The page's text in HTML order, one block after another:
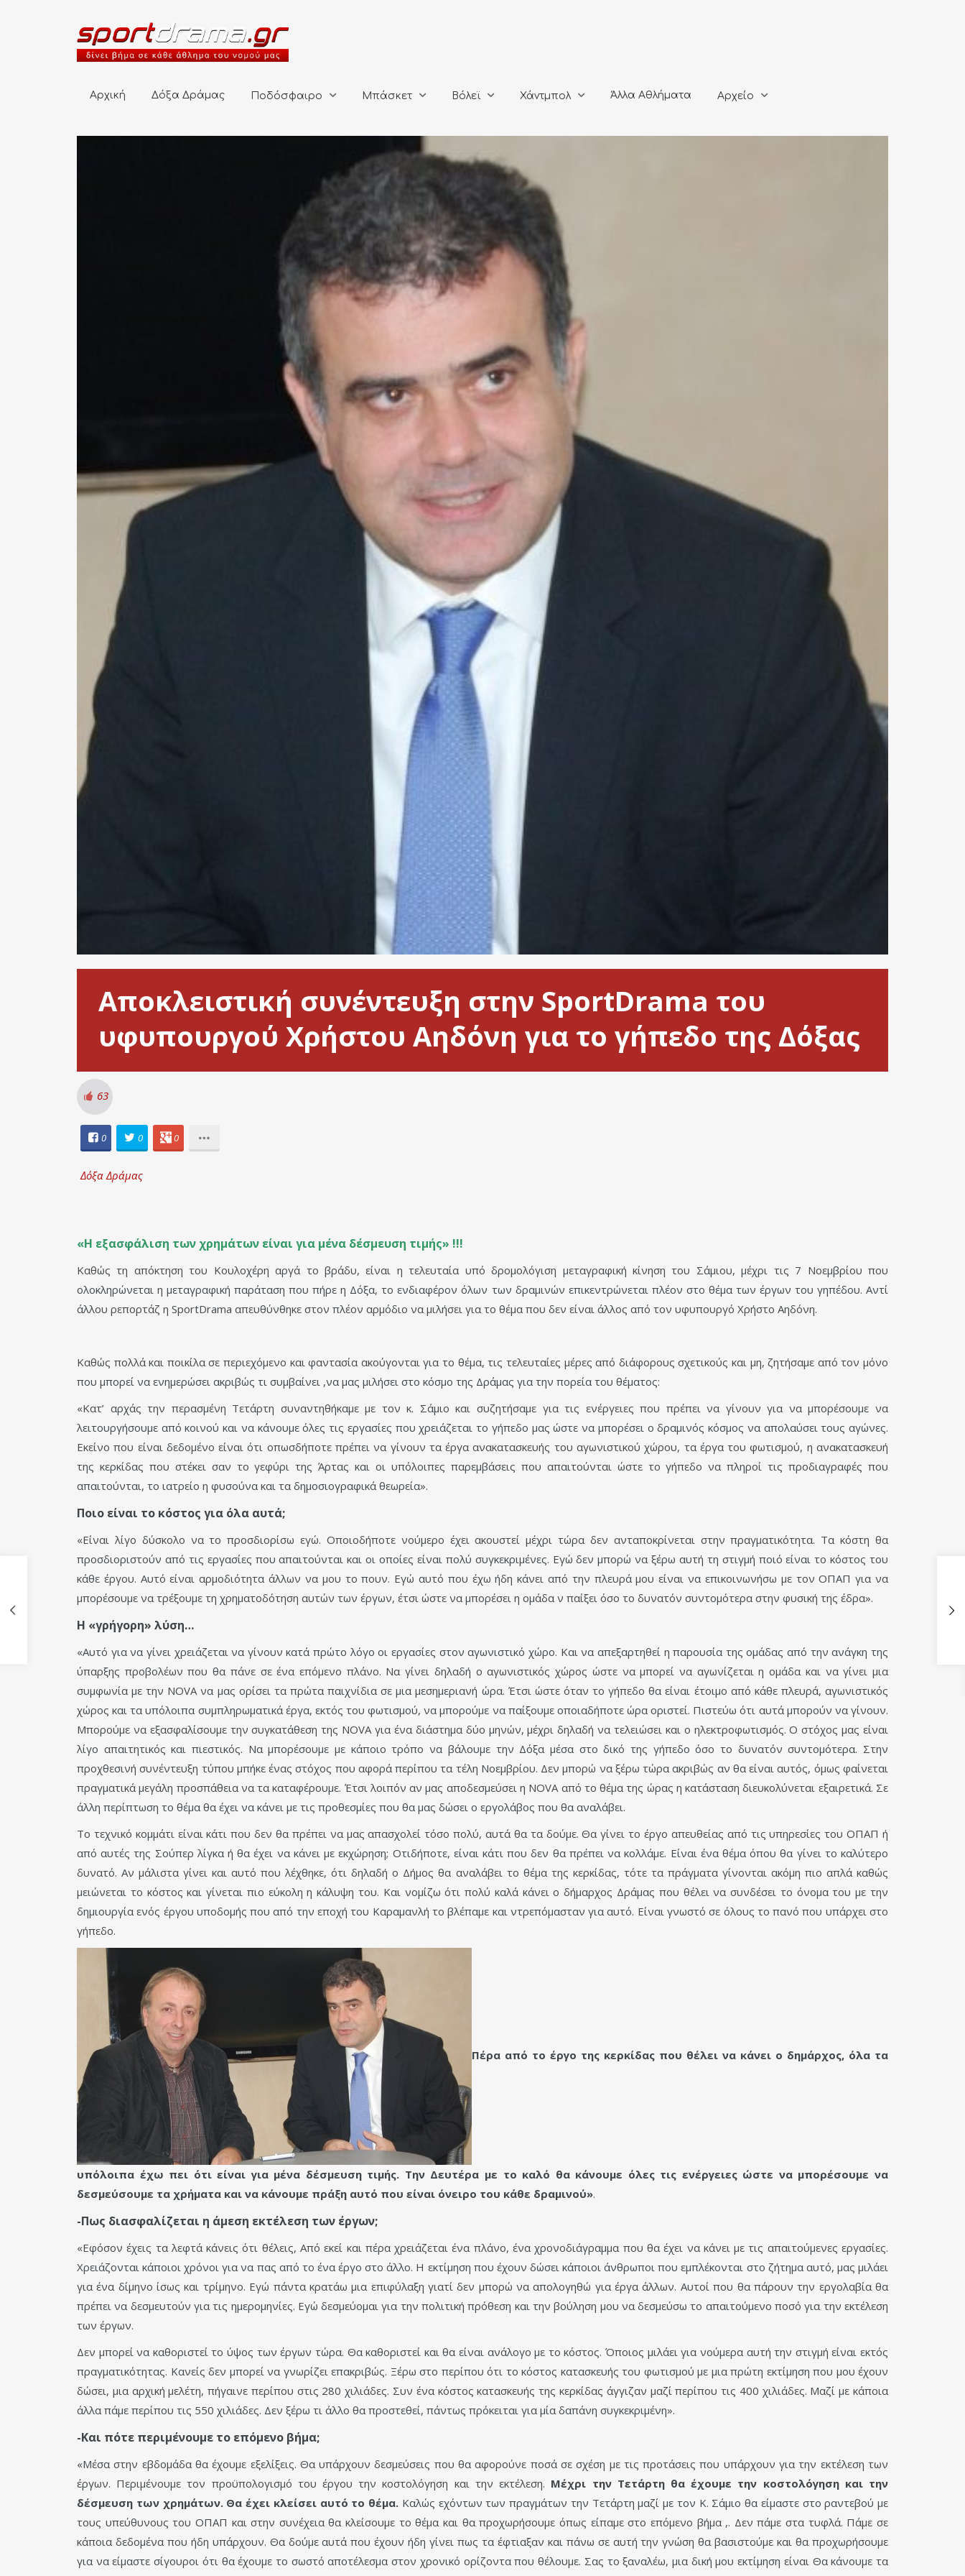
Αρχική Δόξα Δράμας Ποδόσφαιρο Μπάσκετ Βόλεϊ Χάντμπολ Άλλα Αθλήματα Αρχείο
Αποκλειστική συνέντευξη στην SportDrama του
υφυπουργού Χρήστου Αηδόνη για το γήπεδο της Δόξας
63
0 0 0
Δόξα Δράμας
«Η εξασφάλιση των χρημάτων είναι για μένα δέσμευση τιμής» !!!
Καθώς τη απόκτηση του Κουλοχέρη αργά το βράδυ, είναι η τελευταία υπό δρομολόγιση μεταγραφική κίνηση του Σάμιου, μέχρι τις 7 Νοεμβρίου που
ολοκληρώνεται η μεταγραφική παράταση που πήρε η Δόξα, το ενδιαφέρον όλων των δραμινών επικεντρώνεται πλέον στο θέμα των έργων του γηπέδου. Αντί
άλλου ρεπορτάζ η SportDrama απευθύνθηκε στον πλέον αρμόδιο να μιλήσει για το θέμα που δεν είναι άλλος από τον υφυπουργό Χρήστο Αηδόνη.
Καθώς πολλά και ποικίλα σε περιεχόμενο και φαντασία ακούγονται για το θέμα, τις τελευταίες μέρες από διάφορους σχετικούς και μη, ζητήσαμε από τον μόνο
που μπορεί να ενημερώσει ακριβώς τι συμβαίνει ,να μας μιλήσει στο κόσμο της Δράμας για την πορεία του θέματος:
«Κατ’ αρχάς την περασμένη Τετάρτη συναντηθήκαμε με τον κ. Σάμιο και συζητήσαμε για τις ενέργειες που πρέπει να γίνουν για να μπορέσουμε να
λειτουργήσουμε από κοινού και να κάνουμε όλες τις εργασίες που χρειάζεται το γήπεδο μας ώστε να μπορέσει ο δραμινός κόσμος να απολαύσει τους αγώνες.
Εκείνο που είναι δεδομένο είναι ότι οπωσδήποτε πρέπει να γίνουν τα έργα ανακατασκευής του αγωνιστικού χώρου, τα έργα του φωτισμού, η ανακατασκευή
της κερκίδας που στέκει σαν το γεφύρι της Άρτας και οι υπόλοιπες παρεμβάσεις που απαιτούνται ώστε το γήπεδο να πληροί τις προδιαγραφές που
απαιτούνται, το ιατρείο η φυσούνα και τα δημοσιογραφικά θεωρεία».
Ποιο είναι το κόστος για όλα αυτά;
«Είναι λίγο δύσκολο να το προσδιορίσω εγώ. Οποιοδήποτε νούμερο έχει ακουστεί μέχρι τώρα δεν ανταποκρίνεται στην πραγματικότητα. Τα κόστη θα
προσδιοριστούν από τις εργασίες που απαιτούνται και οι οποίες είναι πολύ συγκεκριμένες. Εγώ δεν μπορώ να ξέρω αυτή τη στιγμή ποιό είναι το κόστος του
κάθε έργου. Αυτό είναι αρμοδιότητα άλλων να μου το πουν. Εγώ αυτό που έχω ήδη κάνει από την πλευρά μου είναι να επικοινωνήσω με τον ΟΠΑΠ για να
μπορέσουμε να τρέξουμε τη χρηματοδότηση αυτών των έργων, έτσι ώστε να μπορέσει η ομάδα ν παίξει όσο το δυνατόν συντομότερα στην φυσική της έδρα».
Η «γρήγορη» λύση…
«Αυτό για να γίνει χρειάζεται να γίνουν κατά πρώτο λόγο οι εργασίες στον αγωνιστικό χώρο. Και να απεξαρτηθεί η παρουσία της ομάδας από την ανάγκη της
ύπαρξης προβολέων που θα πάνε σε ένα επόμενο πλάνο. Να γίνει δηλαδή ο αγωνιστικός χώρος ώστε να μπορεί να αγωνίζεται η ομάδα και να γίνει μια
συμφωνία με την NOVA να μας ορίσει τα πρώτα παιχνίδια σε μια μεσημεριανή ώρα. Έτσι ώστε όταν το γήπεδο θα είναι έτοιμο από κάθε πλευρά, αγωνιστικός
χώρος και τα υπόλοιπα συμπληρωματικά έργα, εκτός του φωτισμού, να μπορούμε να παίξουμε οποιαδήποτε ώρα οριστεί. Πιστεύω ότι αυτά μπορούν να γίνουν.
Μπορούμε να εξασφαλίσουμε την συγκατάθεση της NOVA για ένα διάστημα δύο μηνών, μέχρι δηλαδή να τελειώσει και ο ηλεκτροφωτισμός. Ο στόχος μας είναι
λίγο απαιτητικός και πιεστικός. Να μπορέσουμε με κάποιο τρόπο να βάλουμε την Δόξα μέσα στο δικό της γήπεδο όσο το δυνατόν συντομότερα. Στην
προχθεσινή συνέντευξη τύπου μπήκε ένας στόχος που αφορά περίπου τα τέλη Νοεμβρίου. Δεν μπορώ να ξέρω τώρα ακριβώς αν θα είναι αυτός, όμως φαίνεται
πραγματικά μεγάλη προσπάθεια να τα καταφέρουμε. Έτσι λοιπόν αν μας αποδεσμεύσει η NOVA από το θέμα της ώρας η κατάσταση διευκολύνεται εξαιρετικά. Σε
άλλη περίπτωση το θέμα θα έχει να κάνει με τις προθεσμίες που θα μας δώσει ο εργολάβος που θα αναλάβει.
Το τεχνικό κομμάτι είναι κάτι που δεν θα πρέπει να μας απασχολεί τόσο πολύ, αυτά θα τα δούμε. Θα γίνει το έργο απευθείας από τις υπηρεσίες του ΟΠΑΠ ή
από αυτές της Σούπερ λίγκα ή θα έχει να κάνει με εκχώρηση; Οτιδήποτε, είναι κάτι που δεν θα πρέπει να κολλάμε. Είναι ένα θέμα όπου θα γίνει το καλύτερο
δυνατό. Αν μάλιστα γίνει και αυτό που λέχθηκε, ότι δηλαδή ο Δήμος θα αναλάβει το θέμα της κερκίδας, τότε τα πράγματα γίνονται ακόμη πιο απλά καθώς
μειώνεται το κόστος και γίνεται πιο εύκολη η κάλυψη του. Και νομίζω ότι πολύ καλά κάνει ο δήμαρχος Δράμας που θέλει να συνδέσει το όνομα του με την
δημιουργία ενός έργου υποδομής που από την εποχή του Καραμανλή το βλέπαμε και ντρεπόμασταν για αυτό. Είναι γνωστό σε όλους το πανό που υπάρχει στο
γήπεδο.
Πέρα από το έργο της κερκίδας που θέλει να κάνει ο δημάρχος, όλα τα
υπόλοιπα έχω πει ότι είναι για μένα δέσμευση τιμής. Την Δευτέρα με το καλό θα κάνουμε όλες τις ενέργειες ώστε να μπορέσουμε να
δεσμεύσουμε τα χρήματα και να κάνουμε πράξη αυτό που είναι όνειρο του κάθε δραμινού».
-Πως διασφαλίζεται η άμεση εκτέλεση των έργων;
«Εφόσον έχεις τα λεφτά κάνεις ότι θέλεις, Από εκεί και πέρα χρειάζεται ένα πλάνο, ένα χρονοδιάγραμμα που θα έχει να κάνει με τις απαιτούμενες εργασίες.
Χρειάζονται κάποιοι χρόνοι για να πας από το ένα έργο στο άλλο. Η εκτίμηση που έχουν δώσει κάποιοι άνθρωποι που εμπλέκονται στο ζήτημα αυτό, μας μιλάει
για ένα δίμηνο ίσως και τρίμηνο. Εγώ πάντα κρατάω μια επιφύλαξη γιατί δεν μπορώ να απολογηθώ για έργα άλλων. Αυτοί που θα πάρουν την εργολαβία θα
πρέπει να δεσμευτούν για τις ημερομηνίες. Εγώ δεσμεύομαι για την πολιτική πρόθεση και την βούληση μου να δεσμεύσω το απαιτούμενο ποσό για την εκτέλεση
των έργων.
Δεν μπορεί να καθοριστεί το ύψος των έργων τώρα. Θα καθοριστεί και θα είναι ανάλογο με το κόστος. Όποιος μιλάει για νούμερα αυτή την στιγμή είναι εκτός
πραγματικότητας. Κανείς δεν μπορεί να γνωρίζει επακριβώς. Ξέρω στο περίπου ότι το κόστος κατασκευής του φωτισμού με μια πρώτη εκτίμηση που μου έχουν
δώσει, μια αρχική μελέτη, πήγαινε περίπου στις 280 χιλιάδες. Συν ένα κόστος κατασκευής της κερκίδας άγγιζαν μαζί περίπου τις 400 χιλιάδες. Μαζί με κάποια
άλλα πάμε περίπου τις 550 χιλιάδες. Δεν ξέρω τι άλλο θα προστεθεί, πάντως πρόκειται για μία δαπάνη συγκεκριμένη».
-Και πότε περιμένουμε το επόμενο βήμα;
«Μέσα στην εβδομάδα θα έχουμε εξελίξεις. Θα υπάρχουν δεσμεύσεις που θα αφορούνε ποσά σε σχέση με τις προτάσεις που υπάρχουν για την εκτέλεση των
έργων. Περιμένουμε τον προϋπολογισμό του έργου την κοστολόγηση και την εκτέλεση. Μέχρι την Τετάρτη θα έχουμε την κοστολόγηση και την
δέσμευση των χρημάτων. Θα έχει κλείσει αυτό το θέμα. Καλώς εχόντων των πραγμάτων την Τετάρτη μαζί με τον Κ. Σάμιο θα είμαστε στο ραντεβού με
τους υπεύθυνους του ΟΠΑΠ και στην συνέχεια θα κλείσουμε το θέμα και θα προχωρήσουμε όπως είπαμε στο επόμενο βήμα ,. Δεν πάμε στα τυφλά. Πάμε σε
κάποια δεδομένα που ήδη υπάρχουν. Θα δούμε αυτά που έχουν ήδη γίνει πως τα έφτιαξαν και πάνω σε αυτή την γνώση θα βασιστούμε και θα προχωρήσουμε
για να είμαστε σίγουροι ότι θα έχουμε το σωστό αποτέλεσμα στον χρονικό ορίζοντα που θέλουμε. Σας το ξαναλέω, μια δική μου εκτίμηση είναι Θα κάνουμε τα